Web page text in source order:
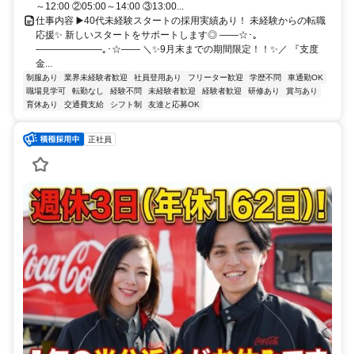
～12:00 ②05:00～14:00 ③13:00...
仕事内容 ▶️40代未経験スタートの採用実績あり！ 未経験からの転職
応援✨ 新しいスタートをサポートします◎ ――☆･｡
―――――――｡･☆―― ＼✨9月末までの期間限定！！✨／ 『支度
金...
制服あり 業界未経験者歓迎 社員登用あり フリーター歓迎 学歴不問
車通勤OK
職場見学可
転勤なし 経験不問 未経験者歓迎 経験者歓迎 研修あり
賞与あり
育休あり
交通費支給 シフト制 友達と応募OK
正社員